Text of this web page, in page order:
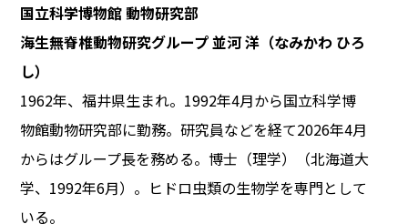
国立科学博物館 動物研究部
海生無脊椎動物研究グループ 並河 洋（なみかわ ひろ
し）
1962年、福井県生まれ。1992年4月から国立科学博
物館動物研究部に勤務。研究員などを経て2026年4月
からはグループ長を務める。博士（理学）（北海道大
学、1992年6月）。ヒドロ虫類の生物学を専門として
いる。